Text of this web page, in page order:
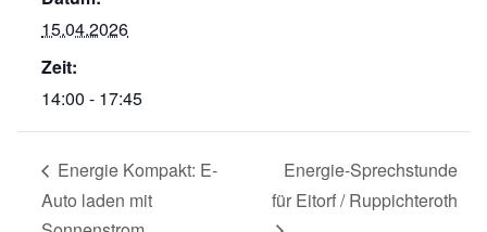
15.04.2026
Zeit:
14:00 - 17:45
Energie Kompakt: E-
Auto laden mit
Energie-Sprechstunde
für Eitorf / Ruppichteroth